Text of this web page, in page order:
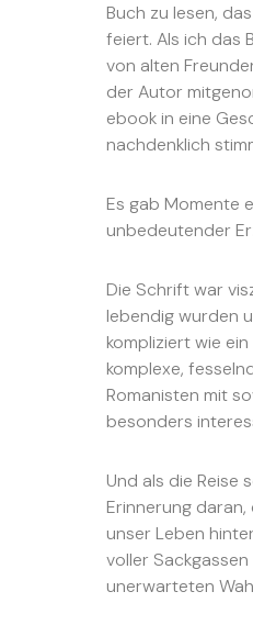
Buch zu lesen,
feiert. Als ich das
von alten
der Autor
ebook in eine
nachdenklich
Es gab Momente
unbedeutender
Die Schrift war
lebendig wurden
kompliziert wie
komplexe,
Romanisten mit
besonders
Und als die Reise
Erinnerung
unser Leben
voller
unerwarteten